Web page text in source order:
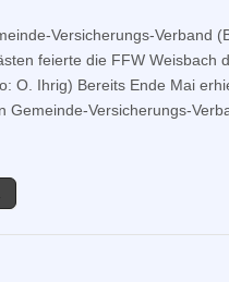
Versicherungs-Verband
feierte die FFW Weisbach
O. Ihrig) Bereits Ende Mai
Gemeinde-Versicherungs-